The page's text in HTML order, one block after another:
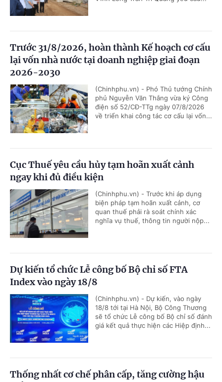
Trước 31/8/2026, hoàn thành Kế hoạch cơ cấu
lại vốn nhà nước tại doanh nghiệp giai đoạn
2026-2030
(Chinhphu.vn) - Phó Thủ tướng Chính
phủ Nguyễn Văn Thắng vừa ký Công
điện số 52/CĐ-TTg ngày 07/8/2026
về triển khai công tác cơ cấu lại vốn...
Cục Thuế yêu cầu hủy tạm hoãn xuất cảnh
ngay khi đủ điều kiện
(Chinhphu.vn) - Trước khi áp dụng
biện pháp tạm hoãn xuất cảnh, cơ
quan thuế phải rà soát chính xác
nghĩa vụ thuế, thông tin người nộp...
Dự kiến tổ chức Lễ công bố Bộ chỉ số FTA
Index vào ngày 18/8
(Chinhphu.vn) - Dự kiến, vào ngày
18/8 tới tại Hà Nội, Bộ Công Thương
sẽ tổ chức Lễ công bố Bộ chỉ số đánh
giá kết quả thực hiện các Hiệp định...
Thống nhất cơ chế phân cấp, tăng cường hậu